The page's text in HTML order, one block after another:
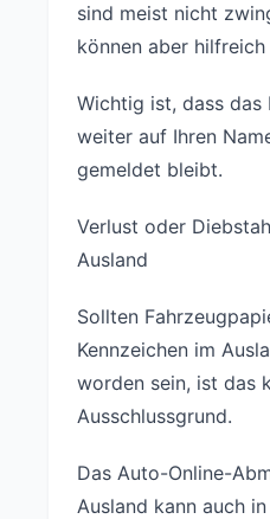
sind meist nicht
können aber hilfreich
Wichtig ist, dass das
weiter auf Ihren
gemeldet bleibt.
Verlust oder
Ausland
Sollten
Kennzeichen im
worden sein, ist das
Ausschlussgrund.
Das Auto-Online-
Ausland kann auch